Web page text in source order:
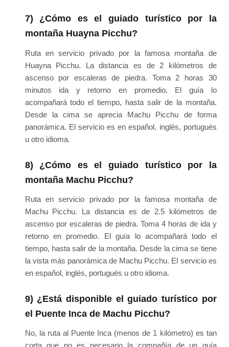
7) ¿Cómo es el guiado turístico por la
montaña Huayna Picchu?
Ruta en servicio privado por la famosa montaña de
Huayna Picchu. La distancia es de 2 kilómetros de
ascenso por escaleras de piedra. Toma 2 horas 30
minutos ida y retorno en promedio. El guía lo
acompañará todo el tiempo, hasta salir de la montaña.
Desde la cima se aprecia Machu Picchu de forma
panorámica. El servicio es en español, inglés, portugués
u otro idioma.
8) ¿Cómo es el guiado turístico por la
montaña Machu Picchu?
Ruta en servicio privado por la famosa montaña de
Machu Picchu. La distancia es de 2.5 kilómetros de
ascenso por escaleras de piedra. Toma 4 horas de ida y
retorno en promedio. El guía lo acompañará todo el
tiempo, hasta salir de la montaña. Desde la cima se tiene
la vista más panorámica de Machu Picchu. El servicio es
en español, inglés, portugués u otro idioma.
9) ¿Está disponible el guiado turístico por
el Puente Inca de Machu Picchu?
No, la ruta al Puente Inca (menos de 1 kilómetro) es tan